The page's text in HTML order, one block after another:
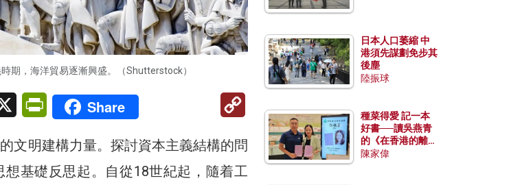
期，海洋貿易逐漸興盛。（Shutterstock）
X PrintFriendly
Share
文明建構力量。探討資本主義結構的問
基礎反思起。自從18世紀起，隨着工
日本人口萎縮 中
港須先謀劃免步其
後塵
陸振球
種菜得愛 記一本
好書──讀吳燕青
的《在香港的離島
種菜》
陳家偉